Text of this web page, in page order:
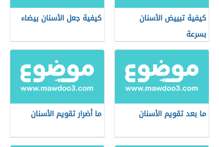
كيفية تبييض الأسنان
بسرعة
كيفية جعل الأسنان بيضاء
ما بعد تقويم الأسنان ما أضرار تقويم الأسنان